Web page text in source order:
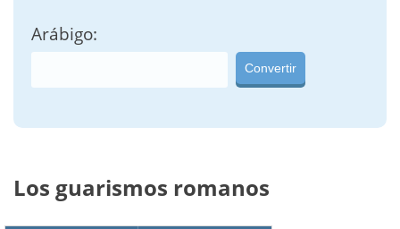
Arábigo:
Convertir
Los guarismos romanos